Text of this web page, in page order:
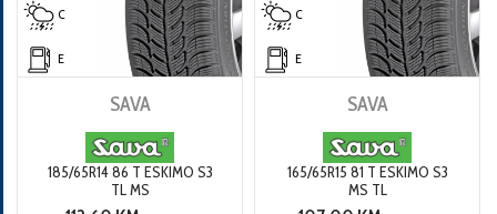
C
E
SAVA
185/65R14 86 T ESKIMO S3
TL MS
C
E
SAVA
165/65R15 81 T ESKIMO S3
MS TL